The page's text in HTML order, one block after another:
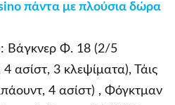
πάντα με πλούσια δώρα
Βάγκνερ Φ. 18 (2/5
ασίστ, 3 κλεψίματα), Τάις
4 ασίστ) , Φόγκτμαν